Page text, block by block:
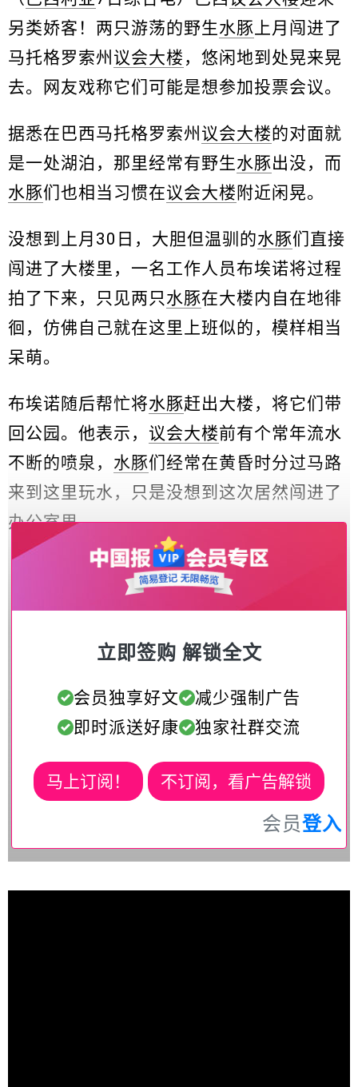
另类娇客！两只游荡的野生水豚 上月闯进了
马托格罗索州 议会大楼 ，悠闲地到处晃来晃
去。网友戏称它们可能是想参加投票会议。
据悉在巴西马托格罗索州 议会大楼的对面就
是一处湖泊，那里经常有野生水豚出没，而
水豚们也相当习惯在议会大楼 附近闲晃。
没想到上月30日，大胆但温驯的水豚们直接
闯进了大楼里，一名工作人员布埃诺将过程
拍了下来，只见两只 水豚在大楼内自在地徘
徊，仿佛自己就在这里上班似的，模样相当
呆萌。
布埃诺随后帮忙将水豚赶出大楼，将它们带
回公园。他表示， 议会大楼前有个常年流水
不断的喷泉， 水豚们经常在黄昏时分过马路
来到这里玩水，只是没想到这次居然闯进了
办公室里。
立即签购 解锁全文
会员独享好文
减少强制广告
即时派送好康
独家社群交流
马上订阅！ 不订阅，看广告解锁
会员登入